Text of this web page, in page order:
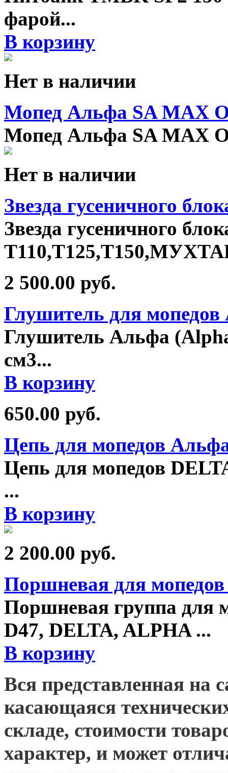
фарой...
В корзину
Нет в наличии
Мопед Альфа SA MAX
Мопед Альфа SA MAX
Нет в наличии
Звезда гусеничного
Звезда гусеничного
2 500.00 руб.
Глушитель для
Глушитель Альфа
см3...
В корзину
650.00 руб.
Цепь для мопедов
Цепь для мопедов
...
В корзину
2 200.00 руб.
Поршневая для
Поршневая группа для
D47, DELTA, ALPHA ...
В корзину
Вся представленная на
касающаяся
складе, стоимости
характер, и может